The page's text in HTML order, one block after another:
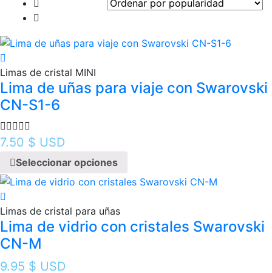
popularidad
Limas de cristal MINI
Lima de uñas para viaje con Swarovski
CN-S1-6
7.50 $ USD
Seleccionar opciones
Limas de cristal para uñas
Lima de vidrio con cristales Swarovski
CN-M
9.95 $ USD